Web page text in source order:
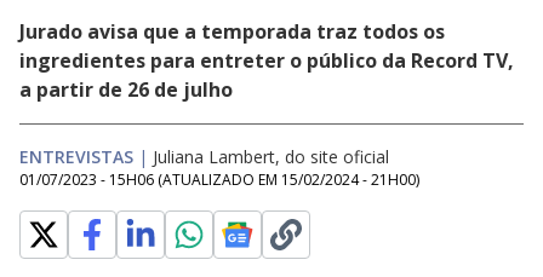
Jurado avisa que a temporada traz todos os
ingredientes para entreter o público da Record TV,
a partir de 26 de julho
ENTREVISTAS | Juliana Lambert, do site oficial
01/07/2023 - 15H06 (ATUALIZADO EM 15/02/2024 - 21H00)